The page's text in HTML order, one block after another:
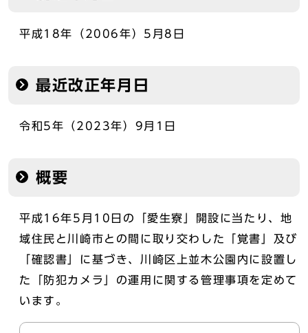
平成18年（2006年）5月8日
最近改正年月日
令和5年（2023年）9月1日
概要
平成16年5月10日の「愛生寮」開設に当たり、地
域住民と川崎市との間に取り交わした「覚書」及び
「確認書」に基づき、川崎区上並木公園内に設置し
た「防犯カメラ」の運用に関する管理事項を定めて
います。